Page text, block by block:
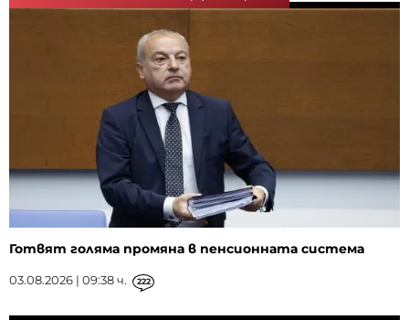
Готвят голяма промяна в пенсионната система
03.08.2026 | 09:38 ч. 222